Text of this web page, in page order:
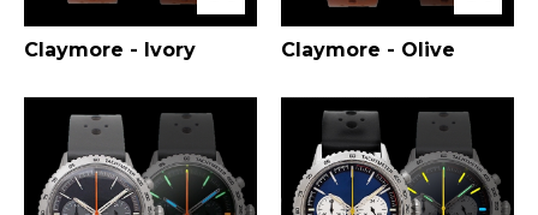
Claymore - Ivory Claymore - Olive